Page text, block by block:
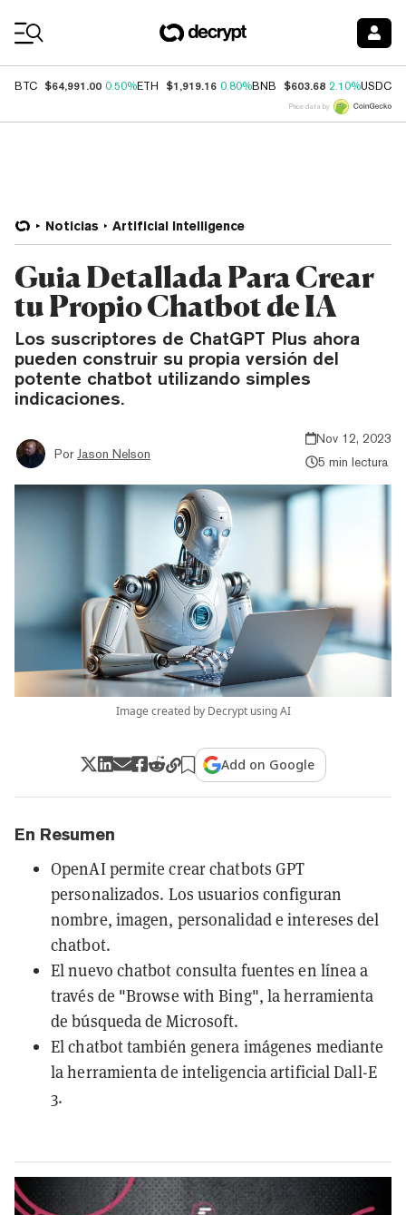
BTC $64,991.00 0.50%ETH $1,919.16 0.80%BNB $603.68 2.10%USDC
Price data by
Noticias Artificial Intelligence
Guia Detallada Para Crear
tu Propio Chatbot de IA
Los suscriptores de ChatGPT Plus ahora
pueden construir su propia versión del
potente chatbot utilizando simples
indicaciones.
Por Jason Nelson
Nov 12, 2023
5 min lectura
Image created by Decrypt using AI
Add on Google
En Resumen
OpenAI permite crear chatbots GPT
personalizados. Los usuarios configuran
nombre, imagen, personalidad e intereses del
chatbot.
El nuevo chatbot consulta fuentes en línea a
través de "Browse with Bing", la herramienta
de búsqueda de Microsoft.
El chatbot también genera imágenes mediante
la herramienta de inteligencia artificial Dall-E
3.